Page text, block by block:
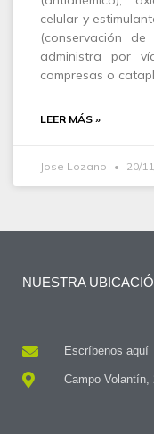
celular y
(conservación
administra por
compresas o
LEER MÁS »
Jose Lozano 20/
NUESTRA
Escríbenos aquí
Campo Volantín,